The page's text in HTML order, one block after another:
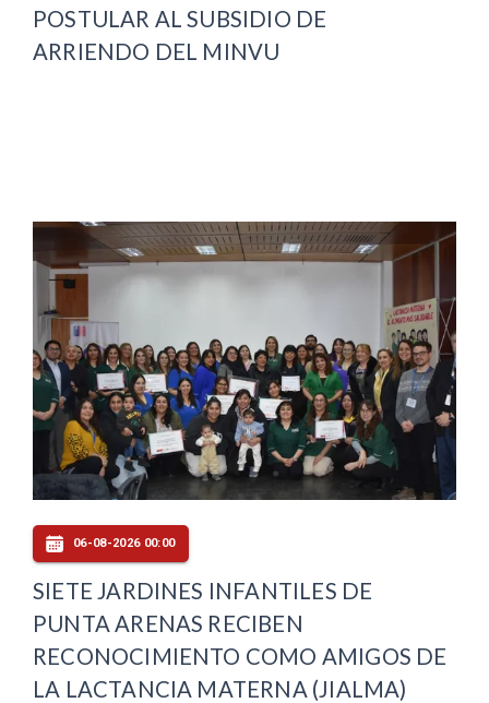
POSTULAR AL SUBSIDIO DE
ARRIENDO DEL MINVU
06-08-2026 00:00
SIETE JARDINES INFANTILES DE
PUNTA ARENAS RECIBEN
RECONOCIMIENTO COMO AMIGOS DE
LA LACTANCIA MATERNA (JIALMA)